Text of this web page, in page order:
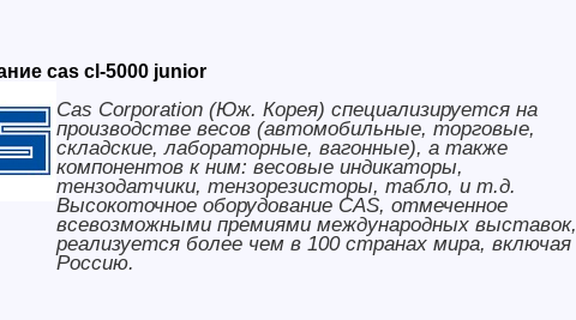
cas cl-5000 junior
Cas Corporation (Юж. Корея) специализируется на
производстве весов (автомобильные, торговые,
складские, лабораторные, вагонные), а также
компонентов к ним: весовые индикаторы,
тензодатчики, тензорезисторы, табло, и т.д.
Высокоточное оборудование CAS, отмеченное
всевозможными премиями международных выставок,
реализуется более чем в 100 странах мира, включая
Россию.